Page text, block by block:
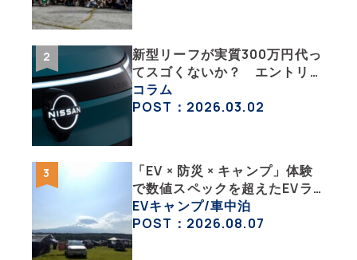
新型リーフが実質300万円代っ
てスゴくないか？ エントリー
グレード「B5」の中身を詳細
チェックした
コラム
POST：2026.03.02
「EV × 防災 × キャンプ」体験
で数値スペックを超えたEVラ
イフの豊かさを実感【 EV
SUMMER CAMP 2026 】
EVキャンプ/車中泊
POST：2026.08.07